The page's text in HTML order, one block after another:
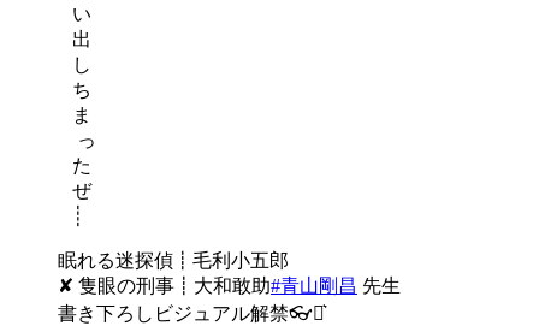
⠀い
⠀出
⠀し
⠀ち
⠀ま
⠀ っ
⠀た
⠀ぜ
⠀┊
眠れる迷探偵┋毛利小五郎
✘ 隻眼の刑事┋大和敢助#青山剛昌 先生
書き下ろしビジュアル解禁👓⋆͛